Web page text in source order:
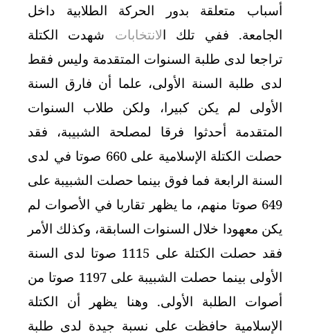
أسباب متعلقة بدور الحركة الطلابية داخل
الجامعة. ففي تلك الانتخابات شهدت الكتلة
تراجعا لدى طلبة السنوات المتقدمة وليس فقط
لدى طلبة السنة الأولى، علما أن فارق السنة
الأولى لم يكن كبيرا، ولكن طلاب السنوات
المتقدمة أحدثوا فرقا لمصلحة الشبيبة، فقد
حصلت الكتلة الإسلامية على 660 صوتا في لدى
السنة الرابعة فما فوق بينما حصلت الشبيبة على
649 صوتا منهم، ما يظهر تقاربا في الأصوات لم
يكن معهودا خلال السنوات السابقة، وكذلك الأمر
فقد حصلت الكتلة على 1115 صوتا لدى السنة
الأولى بينما حصلت الشبيبة على 1197 صوتا من
أصوات الطلبة الأولى. وهنا يظهر أن الكتلة
الإسلامية حافظت على نسبة جيدة لدى طلبة